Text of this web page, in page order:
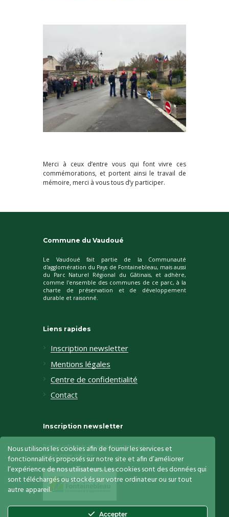
Merci à ceux d’entre vous qui font vivre ces
commémorations, et portent ainsi le travail de
mémoire, merci à vous tous d’y participer.
Commune du Vaudoué
Le Vaudoué fait partie de la Communauté
d'agglomération du Pays de Fontainebleau, mais aussi
du Parc Naturel Régional du Gâtinais, et adhère,
comme l'ensemble des communes de ce parc, à la
charte de préservation et de développement
durable et raisonné.
Liens rapides
Inscription newsletter
Mentions légales
Centre de confidentialité
Contact
Inscription newsletter
Restez informés en vous inscrivant sur
notre page dédiée
Nous utilisons les cookies afin de fournir les services et
fonctionnalités proposés sur notre site et afin d’améliorer
l’expérience de nos utilisateurs. Les cookies sont des données qui
sont téléchargés ou stockés sur votre ordinateur ou sur tout
autre appareil.
Accepter